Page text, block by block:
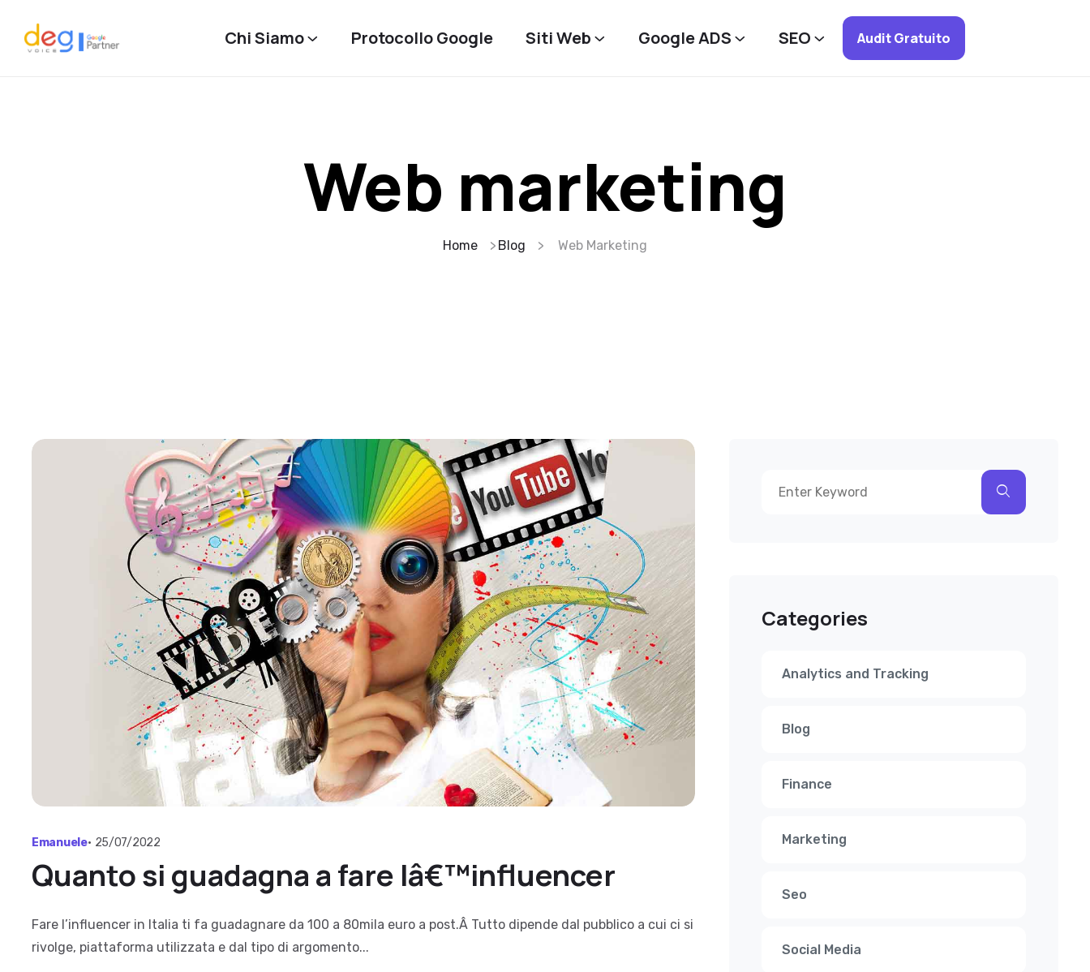
Chi Siamo Protocollo Google Siti Web Google ADS SEO Audit Gratuito
Web marketing
Home Blog Web Marketing
Emanuele• 25/07/2022
Quanto si guadagna a fare lâ€™influencer
Fare l’influencer in Italia ti fa guadagnare da 100 a 80mila euro a post.Â Tutto dipende dal pubblico a cui ci si
rivolge, piattaforma utilizzata e dal tipo di argomento...
Categories
Analytics and Tracking
Blog
Finance
Marketing
Seo
Social Media